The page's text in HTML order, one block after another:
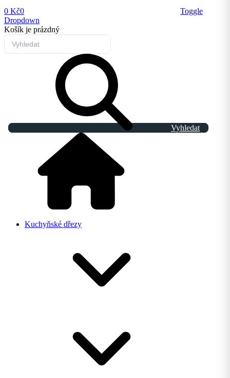
0 Kč0
Toggle
Dropdown
Košík je prázdný
Vyhledat
Kuchyňské dřezy